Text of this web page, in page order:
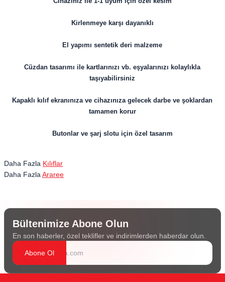
Kirlenmeye karşı dayanıklı
El yapımı sentetik deri malzeme
Cüzdan tasarımı ile kartlarınızı vb. eşyalarınızı kolaylıkla
taşıyabilirsiniz
Kapaklı kılıf ekranınıza ve cihazınıza gelecek darbe ve şoklardan
tamamen korur
Butonlar ve şarj slotu için özel tasarım
Daha Fazla Kılıflar
Daha Fazla Araree
Bültenimize Abone Olun
En son haberler, özel teklifler ve indirimlerden haberdar olun.
Abone Ol